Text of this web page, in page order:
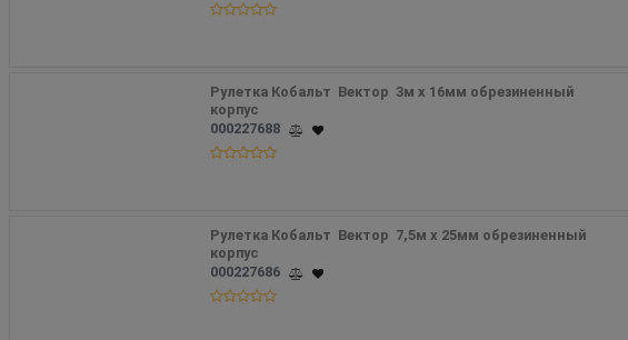
Рулетка Кобальт  Вектор  3м x 16мм обрезиненный
корпус
000227688
Рулетка Кобальт  Вектор  7,5м x 25мм обрезиненный
корпус
000227686